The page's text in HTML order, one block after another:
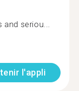
and seriou...
l'appli